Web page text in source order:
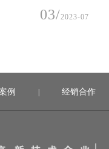
月-2020年6月（机电
08/2022-04
例 经销合作